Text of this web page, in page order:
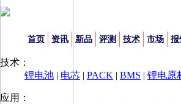
首页 资讯 新品 评测 技术 市场 报
技术：
锂电池 | 电芯 | PACK | BMS | 锂电原
应用：